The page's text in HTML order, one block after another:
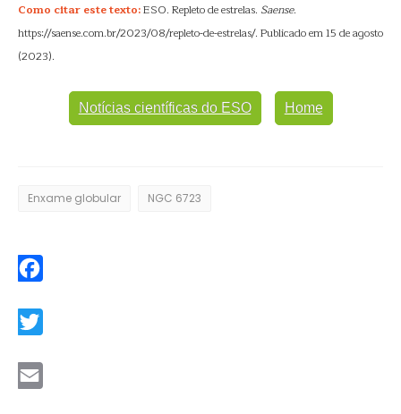
Como citar este texto:ESO. Repleto de estrelas. Saense.
https://saense.com.br/2023/08/repleto-de-estrelas/. Publicado em 15 de agosto
(2023).
Notícias científicas do ESO Home
Enxame globular NGC 6723